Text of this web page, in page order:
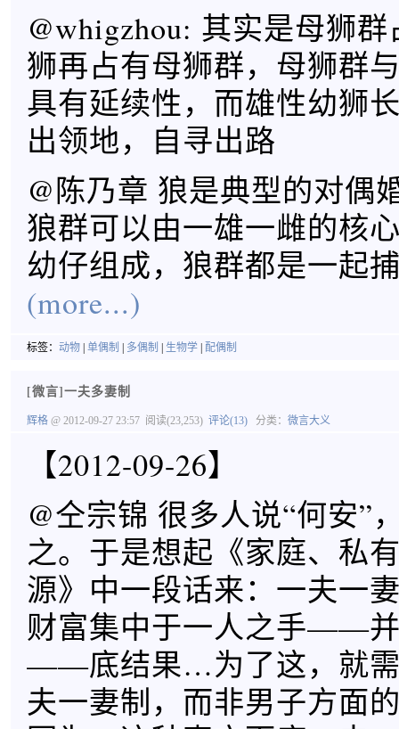
@whigzhou: 其实是母狮
狮再占有母狮群，母狮群
具有延续性，而雄性幼狮
出领地，自寻出路
@陈乃章 狼是典型的对偶
狼群可以由一雄一雌的核
幼仔组成，狼群都是一起
(more...)
标签： 动物 单偶制 多偶制 生物学 配偶制
[微言]一夫多妻制
辉格 @ 2012-09-27 23:57 阅读(23,253) 评论(13) 分类： 微言大义
【2012-09-26】
@仝宗锦 很多人说“何安”
之。于是想起《家庭、私
源》中一段话来：一夫一
财富集中于一人之手——
——底结果…为了这，就需
夫一妻制，而非男子方面